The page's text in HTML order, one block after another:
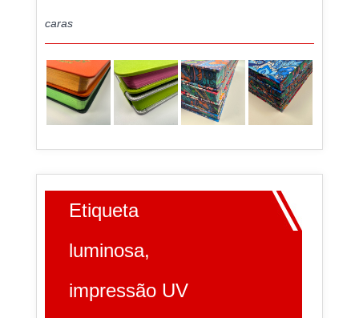
caras
Etiqueta
luminosa,
impressão UV